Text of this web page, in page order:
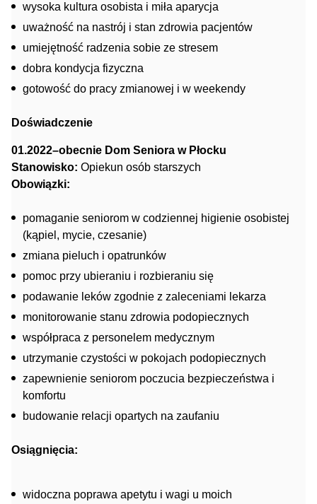
wysoka kultura osobista i miła aparycja
uważność na nastrój i stan zdrowia pacjentów
umiejętność radzenia sobie ze stresem
dobra kondycja fizyczna
gotowość do pracy zmianowej i w weekendy
Doświadczenie
01.2022–obecnie Dom Seniora w Płocku
Stanowisko: Opiekun osób starszych
Obowiązki:
pomaganie seniorom w codziennej higienie osobistej
(kąpiel, mycie, czesanie)
zmiana pieluch i opatrunków
pomoc przy ubieraniu i rozbieraniu się
podawanie leków zgodnie z zaleceniami lekarza
monitorowanie stanu zdrowia podopiecznych
współpraca z personelem medycznym
utrzymanie czystości w pokojach podopiecznych
zapewnienie seniorom poczucia bezpieczeństwa i
komfortu
budowanie relacji opartych na zaufaniu
Osiągnięcia:
widoczna poprawa apetytu i wagi u moich